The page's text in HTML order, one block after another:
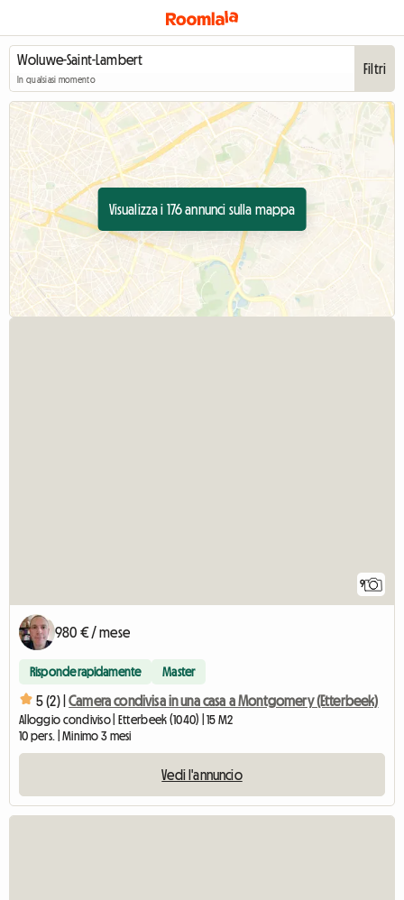
In qualsiasi momento
Filtri
Visualizza i 176 annunci sulla mappa
9
980 € / mese
Risponde rapidamente Master
5 (2) | Camera condivisa in una casa a Montgomery (Etterbeek)
Alloggio condiviso | Etterbeek (1040) | 15 M2
10 pers. | Minimo 3 mesi
Vedi l'annuncio